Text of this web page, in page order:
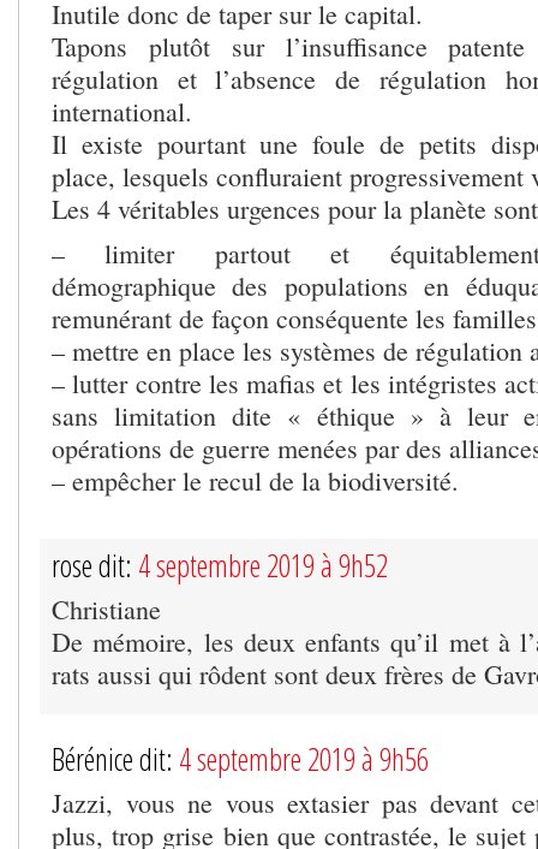
Inutile donc de taper sur le capital.
Tapons plutôt sur l’insuffisance
régulation et l’absence de régulation
international.
Il existe pourtant une foule de petits
place, lesquels confluraient progressivement
Les 4 véritables urgences pour la planète
– limiter partout et équitablement
démographique des populations en
remunérant de façon conséquente les
– mettre en place les systèmes de régulation
– lutter contre les mafias et les intégristes
sans limitation dite « éthique » à leur
opérations de guerre menées par des
– empêcher le recul de la biodiversité.
rose dit: 4 septembre 2019 à 9h52
Christiane
De mémoire, les deux enfants qu’il met à
rats aussi qui rôdent sont deux frères de
Bérénice dit: 4 septembre 2019 à 9h56
Jazzi, vous ne vous extasier pas devant
plus, trop grise bien que contrastée, le